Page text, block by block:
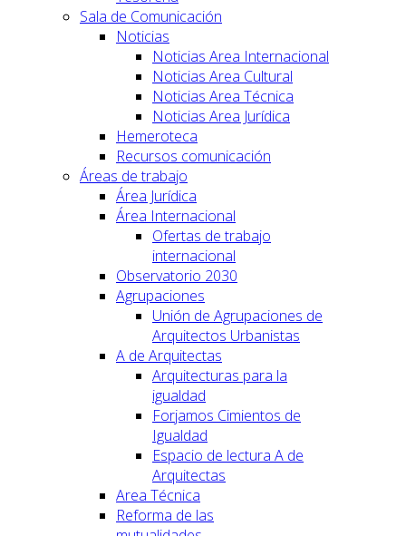
Sala de Comunicación
Noticias
Noticias Area Internacional
Noticias Area Cultural
Noticias Area Técnica
Noticias Area Jurídica
Hemeroteca
Recursos comunicación
Áreas de trabajo
Área Jurídica
Área Internacional
Ofertas de trabajo
internacional
Observatorio 2030
Agrupaciones
Unión de Agrupaciones de
Arquitectos Urbanistas
A de Arquitectas
Arquitecturas para la
igualdad
Forjamos Cimientos de
Igualdad
Espacio de lectura A de
Arquitectas
Area Técnica
Reforma de las